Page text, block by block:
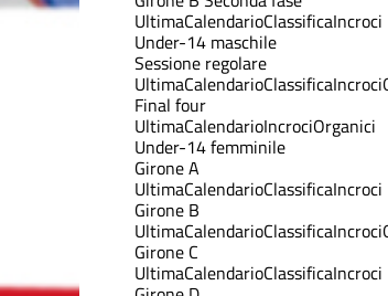
UltimaCalendarioClassificaIncroci
Under-14 maschile
Sessione regolare
UltimaCalendarioClassificaIncroci
Final four
UltimaCalendarioIncrociOrganici
Under-14 femminile
Girone A
UltimaCalendarioClassificaIncroci
Girone B
UltimaCalendarioClassificaIncroci
Girone C
UltimaCalendarioClassificaIncroci